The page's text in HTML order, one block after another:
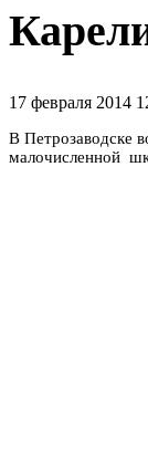
17 февраля 2014
В Петрозаводске
малочисленной